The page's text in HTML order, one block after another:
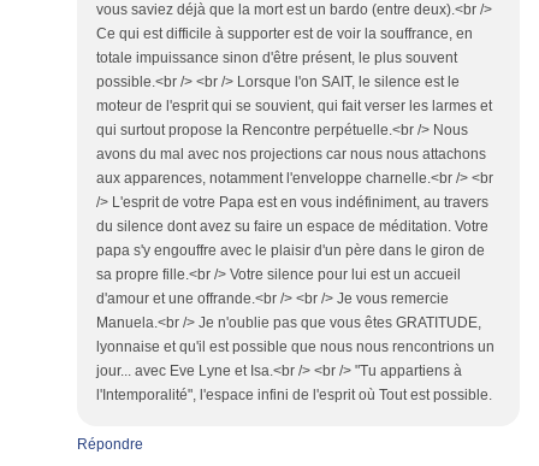
vous saviez déjà que la mort est un bardo (entre deux).<br />
Ce qui est difficile à supporter est de voir la souffrance, en
totale impuissance sinon d'être présent, le plus souvent
possible.<br /> <br /> Lorsque l'on SAIT, le silence est le
moteur de l'esprit qui se souvient, qui fait verser les larmes et
qui surtout propose la Rencontre perpétuelle.<br /> Nous
avons du mal avec nos projections car nous nous attachons
aux apparences, notamment l'enveloppe charnelle.<br /> <br
/> L'esprit de votre Papa est en vous indéfiniment, au travers
du silence dont avez su faire un espace de méditation. Votre
papa s'y engouffre avec le plaisir d'un père dans le giron de
sa propre fille.<br /> Votre silence pour lui est un accueil
d'amour et une offrande.<br /> <br /> Je vous remercie
Manuela.<br /> Je n'oublie pas que vous êtes GRATITUDE,
lyonnaise et qu'il est possible que nous nous rencontrions un
jour... avec Eve Lyne et Isa.<br /> <br /> "Tu appartiens à
l'Intemporalité", l'espace infini de l'esprit où Tout est possible.
Répondre